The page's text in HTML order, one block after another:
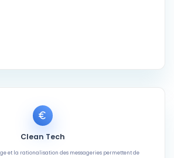
Clean Tech
et la rationalisation des messageries permettent de